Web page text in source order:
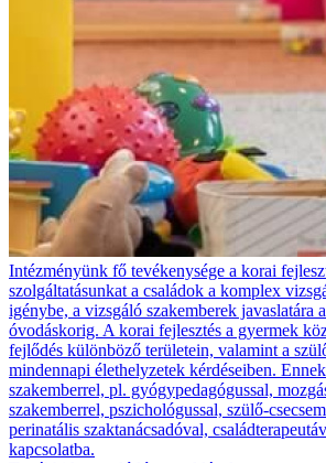
Intézményünk fő tevékenysége a korai
szolgáltatásunkat a családok a komplex
igénybe, a vizsgáló szakemberek javaslatára
óvodáskorig. A korai fejlesztés a gyermek
fejlődés különböző területein, valamint a
mindennapi élethelyzetek kérdéseiben.
szakemberrel, pl. gyógypedagógussal,
szakemberrel, pszichológussal, szülő-
perinatális szaktanácsadóval,
kapcsolatba.